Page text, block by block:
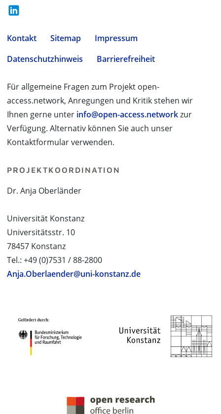
Kontakt Sitemap
Impressum
Datenschutzhinweis
Barrierefreiheit
Für allgemeine Fragen zum Projekt open-
access.network, Anregungen und Kritik stehen wir
Ihnen gerne unter info@open-access.networkzur
Verfügung. Alternativ können Sie auch unser
Kontaktformular verwenden.
PROJEKTKOORDINATION
Dr. Anja Oberländer
Universität Konstanz
Universitätsstr. 10
78457 Konstanz
Tel.: +49 (0)7531 / 88-2800
Anja.Oberlaender@uni-konstanz.de